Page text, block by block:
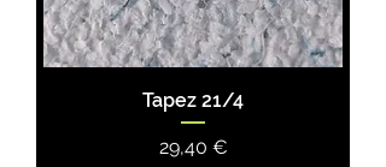
Tapez 21/4
Prix
29,40 €